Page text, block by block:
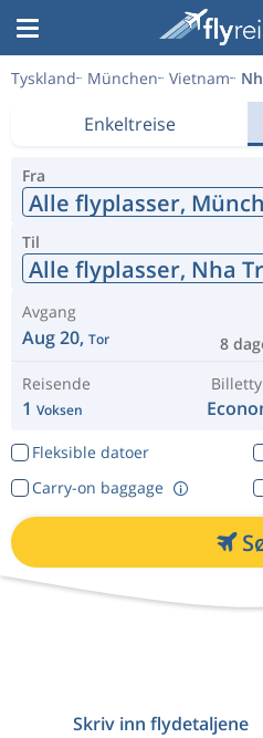
Tyskland München Vietnam
Enkeltreise
Fra
Alle flyplasser,
Til
Alle flyplasser, Nha
Avgang
Aug 20, Tor 8
Reisende
1 Voksen
Fleksible datoer
Carry-on baggage
Skriv inn flydetaljene